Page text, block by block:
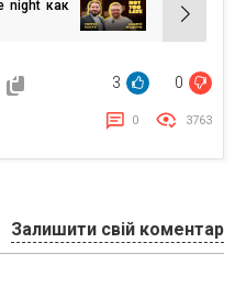
night как
3 0
0 3763
Залишити свій коментар